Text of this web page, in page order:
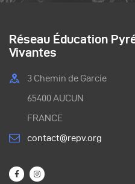
Réseau Éducation
Vivantes
3 Chemin de Garcie
65400 AUCUN
FRANCE
contact@repv.org